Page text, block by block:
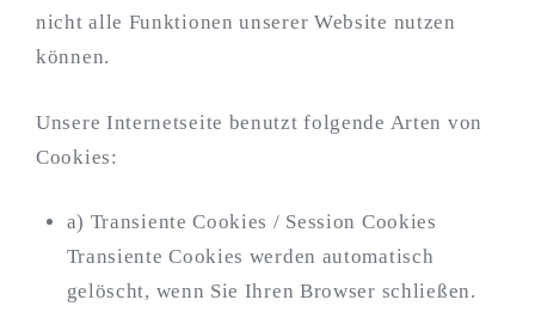
nicht alle Funktionen unserer Website nutzen
können.
Unsere Internetseite benutzt folgende Arten von
Cookies:
a) Transiente Cookies / Session Cookies
Transiente Cookies werden automatisch
gelöscht, wenn Sie Ihren Browser schließen.